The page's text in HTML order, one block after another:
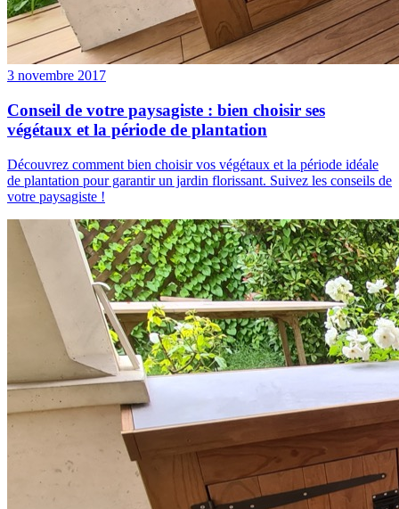
3 novembre 2017
Conseil de votre paysagiste : bien choisir ses
végétaux et la période de plantation
Découvrez comment bien choisir vos végétaux et la période idéale
de plantation pour garantir un jardin florissant. Suivez les conseils de
votre paysagiste !